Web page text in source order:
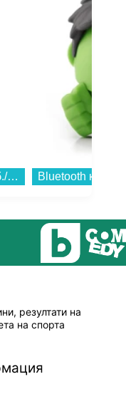
Пералня Crown ALW 100T , 1000 об./мин., 5.00 kg, D , Бял...
резултати на
на спорта